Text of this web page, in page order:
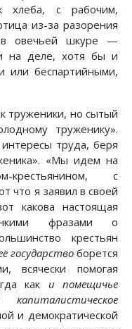
хлеба, с рабочим,
из-за разорения
в овечьей шкуре —
на деле, хотя бы и
или беспартийными,
труженики, но сытый
труженику».
труда, беря
«Мы идем на
крестьянином, с
что я заявил в своей
какова настоящая
фразами о
крестьян
государствоборется
всячески помогая
как и помещичье
капиталистическое
и демократической